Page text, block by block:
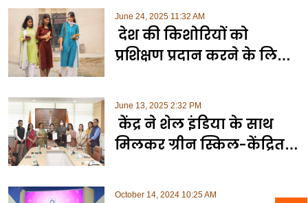
मिला ‘बेस्ट इन कंट्री’ सम्मान
June 24, 2025 11:32 AM
देश की किशोरियों को
प्रशिक्षण प्रदान करने के लिए
June 13, 2025 2:32 PM
केंद्र ने शेल इंडिया के साथ
मिलकर ग्रीन स्किल-केंद्रित
October 14, 2024 10:25 AM